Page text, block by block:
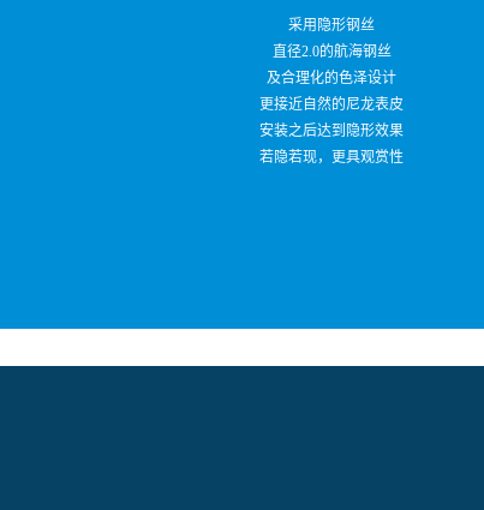
采用隐形钢丝
直径2.0的航海钢丝
及合理化的色泽设计
更接近自然的尼龙表皮
安装之后达到隐形效果
若隐若现，更具观赏性